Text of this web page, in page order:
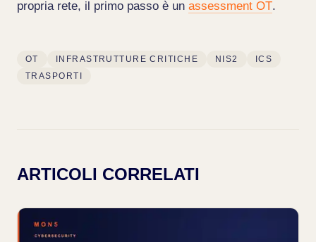
propria rete, il primo passo è un assessment OT.
OT INFRASTRUTTURE CRITICHE NIS2
ICS
TRASPORTI
ARTICOLI CORRELATI